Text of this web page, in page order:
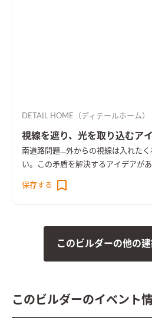
DETAIL HOME（ディテールホーム）
視線を遮り、光を取り込むア
南道路問題…外からの視線は入れた
い。この矛盾を解決するアイデアがあ
保存する
このビルダーの他の
このビルダーのイベント